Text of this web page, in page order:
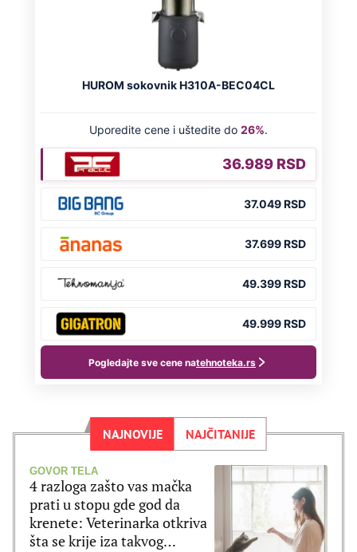
NAJNOVIJE NAJČITANIJE
GOVOR TELA
4 razloga zašto vas mačka
prati u stopu gde god da
krenete: Veterinarka otkriva
šta se krije iza takvog